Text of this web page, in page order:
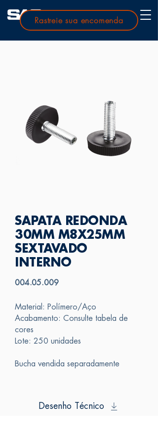
Rastreie sua encomenda
SAPATA REDONDA
30MM M8X25MM
SEXTAVADO
INTERNO
004.05.009
Material: Polímero/Aço
Acabamento: Consulte tabela de
cores
Lote: 250 unidades
Bucha vendida separadamente
Desenho Técnico